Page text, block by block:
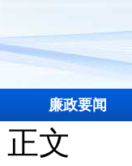
廉政要闻
正文